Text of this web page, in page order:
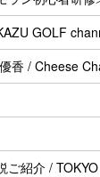
GOLF
香 / Cheese
ご紹介 /